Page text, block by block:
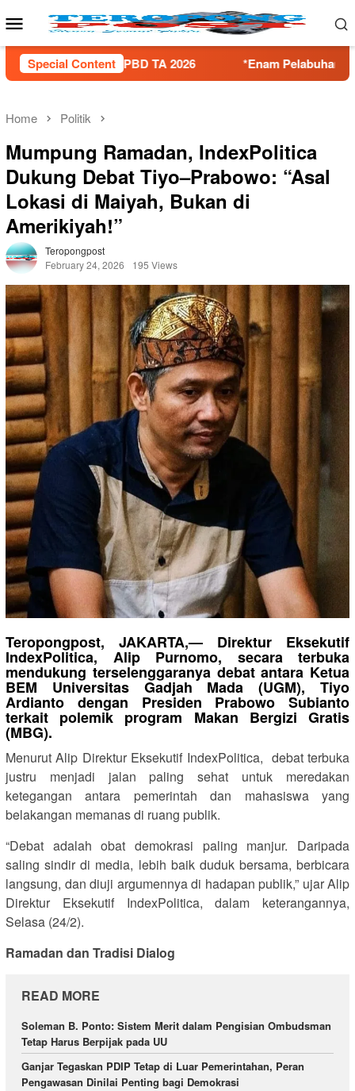
to
Mobile
Menu
Special Content*Enam Pelabuhan ASDP Resmi Terapkan Standar
Home Politik
Mumpung Ramadan, IndexPolitica
Dukung Debat Tiyo–Prabowo: “Asal
Lokasi di Maiyah, Bukan di
Amerikiyah!”
Teropongpost
February 24, 2026
195 Views
Teropongpost, JAKARTA,— Direktur Eksekutif
IndexPolitica, Alip Purnomo, secara terbuka
mendukung terselenggaranya debat antara Ketua
BEM Universitas Gadjah Mada (UGM), Tiyo
Ardianto dengan Presiden Prabowo Subianto
terkait polemik program Makan Bergizi Gratis
(MBG).
Menurut Alip Direktur Eksekutif IndexPolitica, debat terbuka
justru menjadi jalan paling sehat untuk meredakan
ketegangan antara pemerintah dan mahasiswa yang
belakangan memanas di ruang publik.
“Debat adalah obat demokrasi paling manjur. Daripada
saling sindir di media, lebih baik duduk bersama, berbicara
langsung, dan diuji argumennya di hadapan publik,” ujar Alip
Direktur Eksekutif IndexPolitica, dalam keterangannya,
Selasa (24/2).
Ramadan dan Tradisi Dialog
READ MORE
Soleman B. Ponto: Sistem Merit dalam Pengisian Ombudsman
Tetap Harus Berpijak pada UU
Ganjar Tegaskan PDIP Tetap di Luar Pemerintahan, Peran
Pengawasan Dinilai Penting bagi Demokrasi